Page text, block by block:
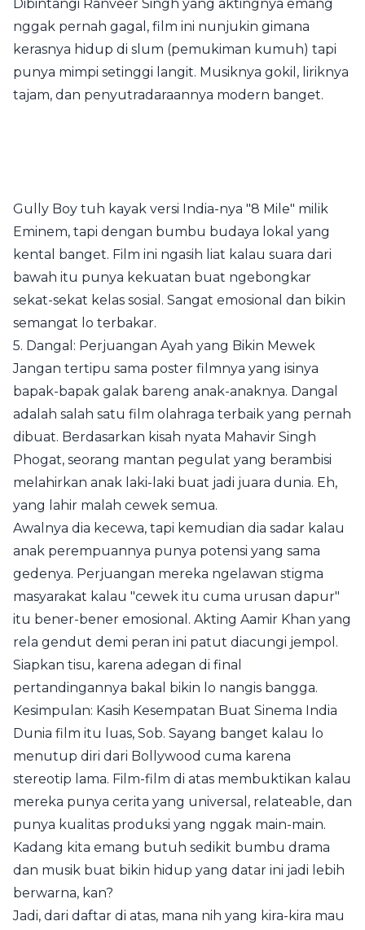
Dibintangi Ranveer Singh yang aktingnya emang
nggak pernah gagal, film ini nunjukin gimana
kerasnya hidup di slum (pemukiman kumuh) tapi
punya mimpi setinggi langit. Musiknya gokil, liriknya
tajam, dan penyutradaraannya modern banget.
Gully Boy tuh kayak versi India-nya "8 Mile" milik
Eminem, tapi dengan bumbu budaya lokal yang
kental banget. Film ini ngasih liat kalau suara dari
bawah itu punya kekuatan buat ngebongkar
sekat-sekat kelas sosial. Sangat emosional dan bikin
semangat lo terbakar.
5. Dangal: Perjuangan Ayah yang Bikin Mewek
Jangan tertipu sama poster filmnya yang isinya
bapak-bapak galak bareng anak-anaknya. Dangal
adalah salah satu film olahraga terbaik yang pernah
dibuat. Berdasarkan kisah nyata Mahavir Singh
Phogat, seorang mantan pegulat yang berambisi
melahirkan anak laki-laki buat jadi juara dunia. Eh,
yang lahir malah cewek semua.
Awalnya dia kecewa, tapi kemudian dia sadar kalau
anak perempuannya punya potensi yang sama
gedenya. Perjuangan mereka ngelawan stigma
masyarakat kalau "cewek itu cuma urusan dapur"
itu bener-bener emosional. Akting Aamir Khan yang
rela gendut demi peran ini patut diacungi jempol.
Siapkan tisu, karena adegan di final
pertandingannya bakal bikin lo nangis bangga.
Kesimpulan: Kasih Kesempatan Buat Sinema India
Dunia film itu luas, Sob. Sayang banget kalau lo
menutup diri dari Bollywood cuma karena
stereotip lama. Film-film di atas membuktikan kalau
mereka punya cerita yang universal, relateable, dan
punya kualitas produksi yang nggak main-main.
Kadang kita emang butuh sedikit bumbu drama
dan musik buat bikin hidup yang datar ini jadi lebih
berwarna, kan?
Jadi, dari daftar di atas, mana nih yang kira-kira mau